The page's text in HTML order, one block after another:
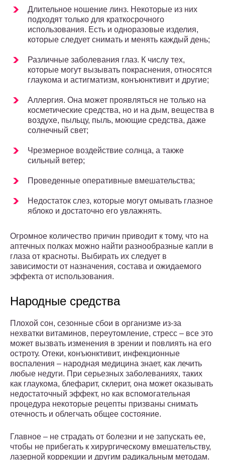
Длительное ношение линз. Некоторые из них
подходят только для краткосрочного
использования. Есть и одноразовые изделия,
которые следует снимать и менять каждый день;
Различные заболевания глаз. К числу тех,
которые могут вызывать покраснения, относятся
глаукома и астигматизм, конъюнктивит и другие;
Аллергия. Она может проявляться не только на
косметические средства, но и на дым, вещества в
воздухе, пыльцу, пыль, моющие средства, даже
солнечный свет;
Чрезмерное воздействие солнца, а также
сильный ветер;
Проведенные оперативные вмешательства;
Недостаток слез, которые могут омывать глазное
яблоко и достаточно его увлажнять.
Огромное количество причин приводит к тому, что на
аптечных полках можно найти разнообразные капли в
глаза от красноты. Выбирать их следует в
зависимости от назначения, состава и ожидаемого
эффекта от использования.
Народные средства­
Плохой сон, сезонные сбои в организме из-за
нехватки витаминов, переутомление, стресс – все это
может вызвать изменения в зрении и повлиять на его
остроту. Отеки, конъюнктивит, инфекционные
воспаления – народная медицина знает, как лечить
любые недуги. При серьезных заболеваниях, таких
как глаукома, блефарит, склерит, она может оказывать
недостаточный эффект, но как вспомогательная
процедура некоторые рецепты призваны снимать
отечность и облегчать общее состояние.
Главное – не страдать от болезни и не запускать ее,
чтобы не прибегать к хирургическому вмешательству,
лазерной коррекции и другим радикальным методам.